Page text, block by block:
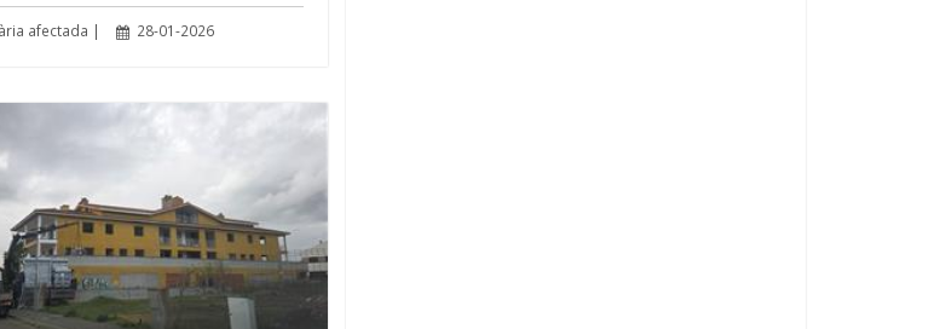
afectada | 28-01-2026